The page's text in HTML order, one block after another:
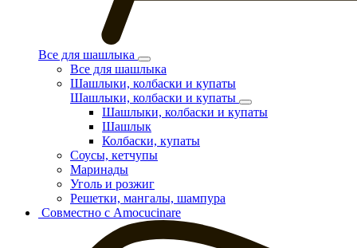
Все для шашлыка
Все для шашлыка
Шашлыки, колбаски и купаты
Шашлыки, колбаски и купаты
Шашлыки, колбаски и купаты
Шашлык
Колбаски, купаты
Соусы, кетчупы
Маринады
Уголь и розжиг
Решетки, мангалы, шампура
Совместно с Amocucinare